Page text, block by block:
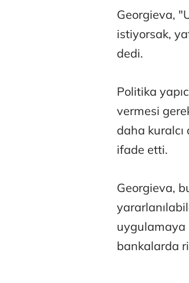
Georgieva,
istiyorsak,
dedi.
Politika
vermesi
daha kuralcı
ifade etti.
Georgieva,
uygulamaya
bankalarda